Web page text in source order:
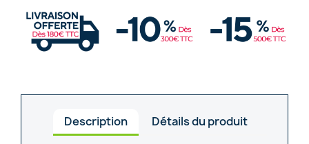
Description Détails du produit